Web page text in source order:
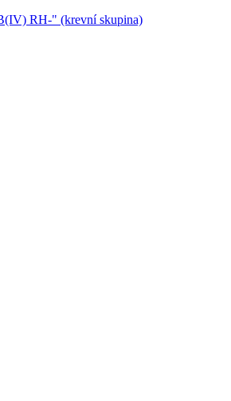
RH-" (krevní skupina)